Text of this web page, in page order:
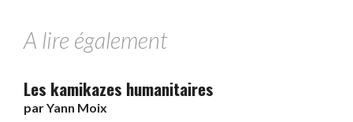
A lire également
Les kamikazes humanitaires
parYann Moix